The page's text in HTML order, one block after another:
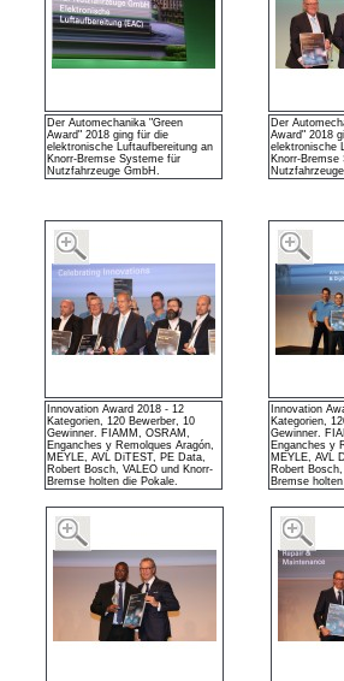
Der Automechanika "Green
Award" 2018 ging für die
elektronische Luftaufbereitung an
Knorr-Bremse Systeme für
Nutzfahrzeuge GmbH.
Der
Award" 2018
elektronische
Knorr-
Innovation Award 2018 - 12
Kategorien, 120 Bewerber, 10
Gewinner. FIAMM, OSRAM,
Enganches y Remolques Aragón,
MEYLE, AVL DiTEST, PE Data,
Robert Bosch, VALEO und Knorr-
Bremse holten die Pokale.
Innovation
Kategorien,
Gewinner.
Enganches y
MEYLE, AVL
Robert
Bremse